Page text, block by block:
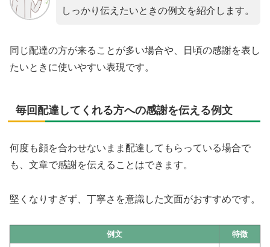
しっかり伝えたいときの例文を紹介します。
同じ配達の方が来ることが多い場合や、日頃の感謝を表し
たいときに使いやすい表現です。
毎回配達してくれる方への感謝を伝える例文
何度も顔を合わせないまま配達してもらっている場合で
も、文章で感謝を伝えることはできます。
堅くなりすぎず、丁寧さを意識した文面がおすすめです。
例文 特徴